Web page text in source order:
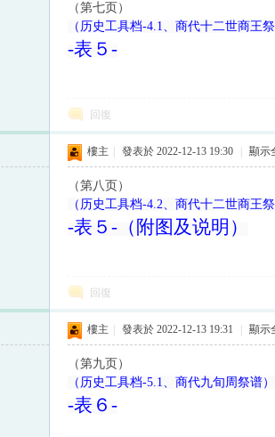
（第七页）
（历史工具档-4.1、商代十二世商王祭
-表５ -
回復
樓主 發表於 2022-12-13 19:30 顯示
（第八页）
（历史工具档-4.2、商代十二世商王祭
-表５ - （附图及说明）
回復
樓主 發表於 2022-12-13 19:31 顯示
（第九页）
（历史工具档-5.1、商代九旬周祭谱）
-表６ -